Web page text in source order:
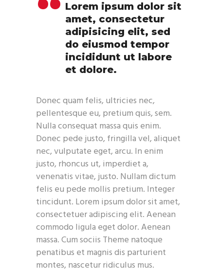
Lorem ipsum dolor sit
amet, consectetur
adipisicing elit, sed
do eiusmod tempor
incididunt ut labore
et dolore.
Donec quam felis, ultricies nec,
pellentesque eu, pretium quis, sem.
Nulla consequat massa quis enim.
Donec pede justo, fringilla vel, aliquet
nec, vulputate eget, arcu. In enim
justo, rhoncus ut, imperdiet a,
venenatis vitae, justo. Nullam dictum
felis eu pede mollis pretium. Integer
tincidunt. Lorem ipsum dolor sit amet,
consectetuer adipiscing elit. Aenean
commodo ligula eget dolor. Aenean
massa. Cum sociis Theme natoque
penatibus et magnis dis parturient
montes, nascetur ridiculus mus.